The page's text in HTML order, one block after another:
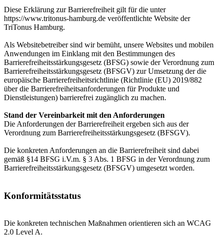
Diese Erklärung zur Barrierefreiheit gilt für die unter
https://www.tritonus-hamburg.de veröffentlichte Website der
TriTonus Hamburg.
Als Websitebetreiber sind wir bemüht, unsere Websites und mobilen
Anwendungen im Einklang mit den Bestimmungen des
Barrierefreiheitsstärkungsgesetz (BFSG) sowie der Verordnung zum
Barrierefreiheitsstärkungsgesetz (BFSGV) zur Umsetzung der die
europäische Barrierefreiheitsrichtlinie (Richtlinie (EU) 2019/882
über die Barrierefreiheitsanforderungen für Produkte und
Dienstleistungen) barrierefrei zugänglich zu machen.
Stand der Vereinbarkeit mit den Anforderungen
Die Anforderungen der Barrierefreiheit ergeben sich aus der
Verordnung zum Barrierefreiheitsstärkungsgesetz (BFSGV).
Die konkreten Anforderungen an die Barrierefreiheit sind dabei
gemäß §14 BFSG i.V.m. § 3 Abs. 1 BFSG in der Verordnung zum
Barrierefreiheitsstärkungsgesetz (BFSGV) umgesetzt worden.
Konformitätsstatus
Die konkreten technischen Maßnahmen orientieren sich an WCAG
2.0 Level A.